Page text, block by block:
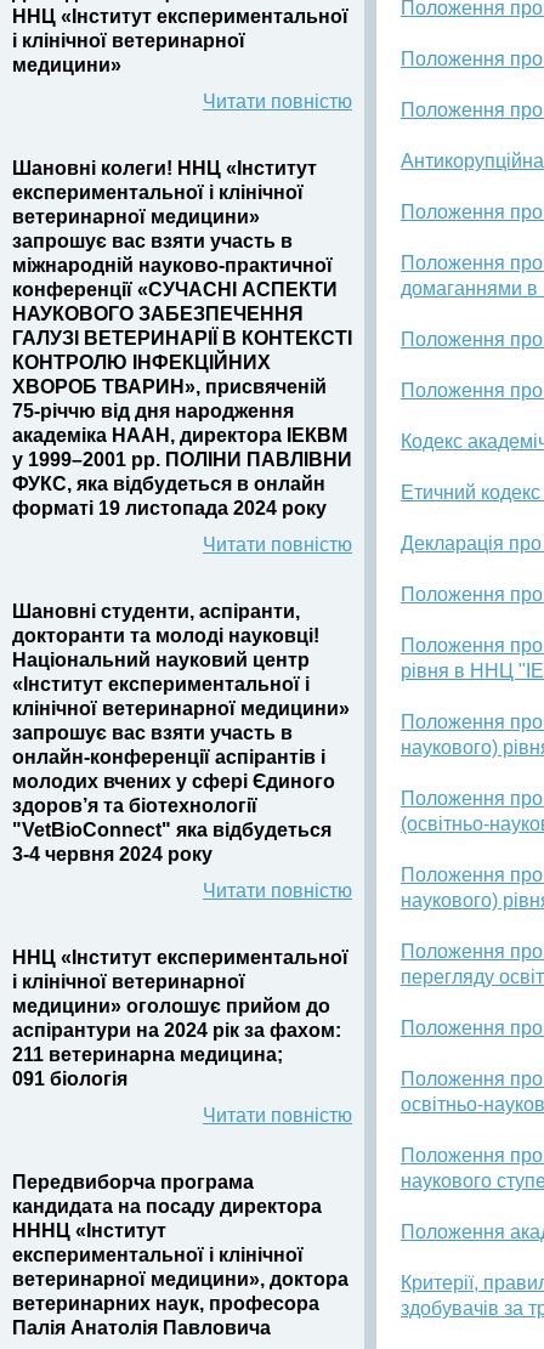
Положення
Положення
Положення
Положення
Положення про
домаганнями
Положення
Положення про
Кодекс
Етичний
Декларація
Положення про
Положення про
рівня в ННЦ
Положення про
наукового)
Положення про
(освітньо-
Положення про
наукового)
Положення про
перегляду
Положення
Положення про
освітньо-
Положення про
наукового
Положення
Критерії,
здобувачів за
ННЦ «Інститут експериментальної
і клінічної ветеринарної
медицини»
Читати повністю
Шановні колеги! ННЦ «Інститут
експериментальної і клінічної
ветеринарної медицини»
запрошує вас взяти участь в
міжнародній науково-практичної
конференції «СУЧАСНІ АСПЕКТИ
НАУКОВОГО ЗАБЕЗПЕЧЕННЯ
ГАЛУЗІ ВЕТЕРИНАРІЇ В КОНТЕКСТІ
КОНТРОЛЮ ІНФЕКЦІЙНИХ
ХВОРОБ ТВАРИН», присвяченій
75-річчю від дня народження
академіка НААН, директора ІЕКВМ
у 1999–2001 рр. ПОЛІНИ ПАВЛІВНИ
ФУКС, яка відбудеться в онлайн
форматі 19 листопада 2024 року
Читати повністю
Шановні студенти, аспіранти,
докторанти та молоді науковці!
Національний науковий центр
«Інститут експериментальної і
клінічної ветеринарної медицини»
запрошує вас взяти участь в
онлайн-конференції аспірантів і
молодих вчених у сфері Єдиного
здоров’я та біотехнології
"VetBioConnect" яка відбудеться
3-4 червня 2024 року
Читати повністю
ННЦ «Інститут експериментальної
і клінічної ветеринарної
медицини» оголошує прийом до
аспірантури на 2024 рік за фахом:
211 ветеринарна медицина;
091 біологія
Читати повністю
Передвиборча програма
кандидата на посаду директора
НННЦ «Інститут
експериментальної і клінічної
ветеринарної медицини», доктора
ветеринарних наук, професора
Палія Анатолія Павловича